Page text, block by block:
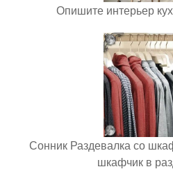
Опишите интерьер
Сонник Раздевалка со
шкафчик в